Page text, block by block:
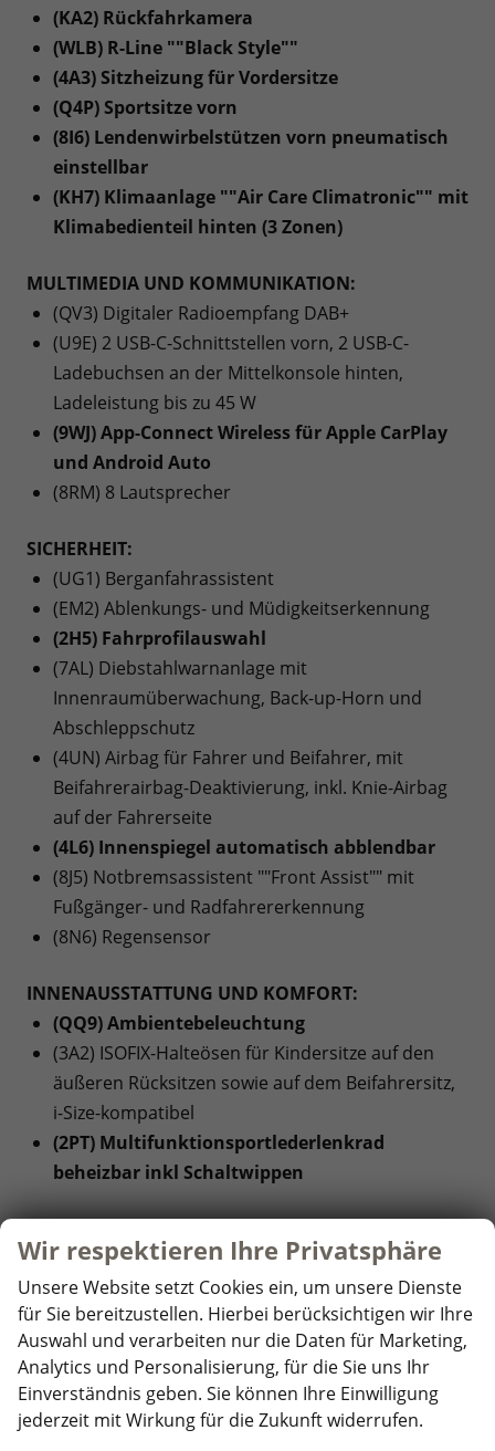
(KA2) Rückfahrkamera
(WLB) R-Line ""Black Style""
(4A3) Sitzheizung für Vordersitze
(Q4P) Sportsitze vorn
(8I6) Lendenwirbelstützen vorn pneumatisch
einstellbar
(KH7) Klimaanlage ""Air Care Climatronic"" mit
Klimabedienteil hinten (3 Zonen)
MULTIMEDIA UND KOMMUNIKATION:
(QV3) Digitaler Radioempfang DAB+
(U9E) 2 USB-C-Schnittstellen vorn, 2 USB-C-
Ladebuchsen an der Mittelkonsole hinten,
Ladeleistung bis zu 45 W
(9WJ) App-Connect Wireless für Apple CarPlay
und Android Auto
(8RM) 8 Lautsprecher
SICHERHEIT:
(UG1) Berganfahrassistent
(EM2) Ablenkungs- und Müdigkeitserkennung
(2H5) Fahrprofilauswahl
(7AL) Diebstahlwarnanlage mit
Innenraumüberwachung, Back-up-Horn und
Abschleppschutz
(4UN) Airbag für Fahrer und Beifahrer, mit
Beifahrerairbag-Deaktivierung, inkl. Knie-Airbag
auf der Fahrerseite
(4L6) Innenspiegel automatisch abblendbar
(8J5) Notbremsassistent ""Front Assist"" mit
Fußgänger- und Radfahrererkennung
(8N6) Regensensor
INNENAUSSTATTUNG UND KOMFORT:
(QQ9) Ambientebeleuchtung
(3A2) ISOFIX-Halteösen für Kindersitze auf den
äußeren Rücksitzen sowie auf dem Beifahrersitz,
i-Size-kompatibel
(2PT) Multifunktionsportlederlenkrad
beheizbar inkl Schaltwippen
(V98) 4 Leichtmetallräder ""York"" 8 J x 18 in
Schwarz, Volkswagen R
(8WM) Abbiege- und Schlechtwetterlicht
(J86) Reifen 235/45 R 18
(WAG) Anhängevorrichtung inkl.
Anhängerrangierassistent ""Trailer Assist""
(6XW) Außenspiegel elektrisch anklapp- und
Wir respektieren Ihre Privatsphäre
Unsere Website setzt Cookies ein, um unsere Dienste
für Sie bereitzustellen. Hierbei berücksichtigen wir Ihre
Auswahl und verarbeiten nur die Daten für Marketing,
Analytics und Personalisierung, für die Sie uns Ihr
Einverständnis geben. Sie können Ihre Einwilligung
jederzeit mit Wirkung für die Zukunft widerrufen.